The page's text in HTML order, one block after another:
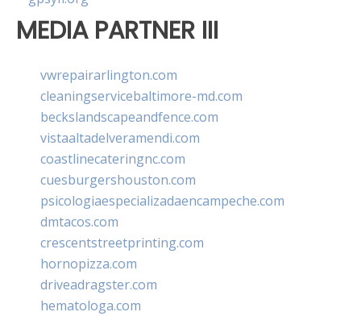
MEDIA PARTNER III
vwrepairarlington.com
cleaningservicebaltimore-md.com
beckslandscapeandfence.com
vistaaltadelveramendi.com
coastlinecateringnc.com
cuesburgershouston.com
psicologiaespecializadaencampeche.com
dmtacos.com
crescentstreetprinting.com
hornopizza.com
driveadragster.com
hematologa.com